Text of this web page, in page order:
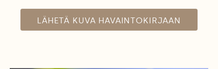
LÄHETÄ KUVA HAVAINTOKIRJAAN